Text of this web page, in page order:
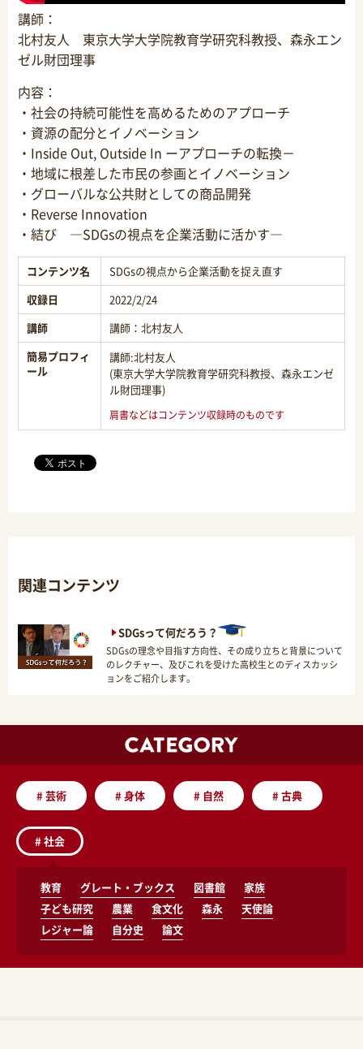
講師：
北村友人 東京大学大学院教育学研究科教授、森永エン
ゼル財団理事
内容：
・社会の持続可能性を高めるためのアプローチ
・資源の配分とイノベーション
・Inside Out, Outside In ーアプローチの転換－
・地域に根差した市民の参画とイノベーション
・グローバルな公共財としての商品開発
・Reverse Innovation
・結び ―SDGsの視点を企業活動に活かす―
コンテンツ名
SDGsの視点から企業活動を捉え直す
収録日
2022/2/24
講師
講師：北村友人
簡易プロフィ
ール
講師:北村友人
(東京大学大学院教育学研究科教授、森永エンゼ
ル財団理事)
肩書などはコンテンツ収録時のものです
関連コンテンツ
SDGsって何だろう？
SDGsの理念や目指す方向性、その成り立ちと背景について
のレクチャー、及びこれを受けた高校生とのディスカッシ
ョンをご紹介します。
#芸術 #身体 # 自然 #古典
#社会
教育 グレート・ブックス 図書館
家族
子ども研究
農業 食文化 森永
天使論
レジャー論
自分史 論文